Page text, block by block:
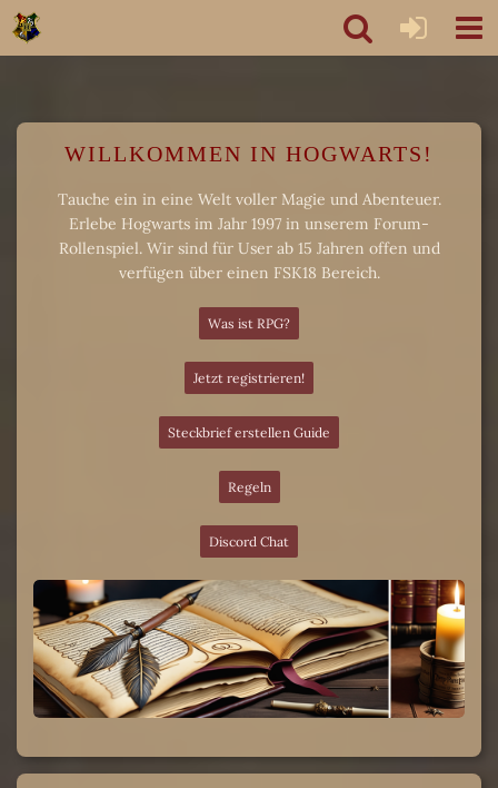
WILLKOMMEN IN HOGWARTS!
Tauche ein in eine Welt voller Magie und Abenteuer.
Erlebe Hogwarts im Jahr 1997 in unserem Forum-
Rollenspiel. Wir sind für User ab 15 Jahren offen und
verfügen über einen FSK18 Bereich.
Was ist RPG?
Jetzt registrieren!
Steckbrief erstellen Guide
Regeln
Discord Chat